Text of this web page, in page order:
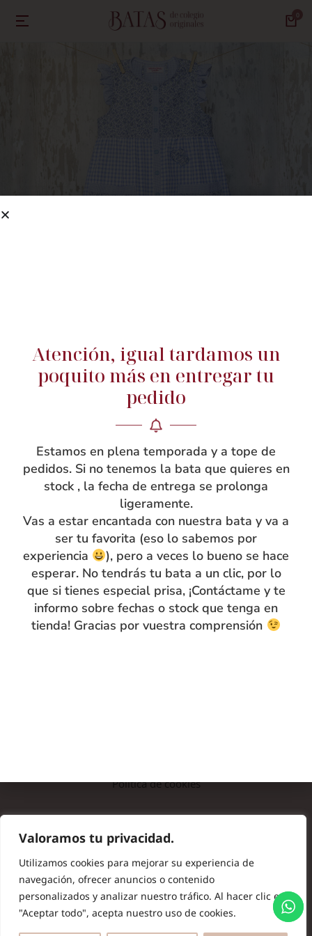
Valoramos tu privacidad.
Utilizamos cookies para mejorar su experiencia de
navegación, ofrecer anuncios o contenido
personalizados y analizar nuestro tráfico. Al hacer clic en
"Aceptar todo", acepta nuestro uso de cookies.
NOSOTRAS
Rebeca García
Taller
Contacto
Política de cookies
© Copyright 2024 Batas de Colegio Originales. Todos los
derechos reservados.
Atención, igual tardamos un
poquito más en entregar tu
pedido
Estamos en plena temporada y a tope de
pedidos. Si no tenemos la bata que quieres en
stock , la fecha de entrega se prolonga
ligeramente.
Vas a estar encantada con nuestra bata y va a
ser tu favorita (eso lo sabemos por
experiencia
), pero a veces lo bueno se hace
esperar. No tendrás tu bata a un clic, por lo
que si tienes especial prisa, ¡Contáctame y te
informo sobre fechas o stock que tenga en
tienda! Gracias por vuestra comprensión